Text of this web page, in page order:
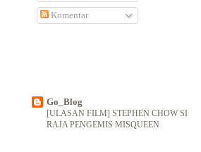
Komentar
Go_Blog
[ULASAN FILM] STEPHEN CHOW SI
RAJA PENGEMIS MISQUEEN